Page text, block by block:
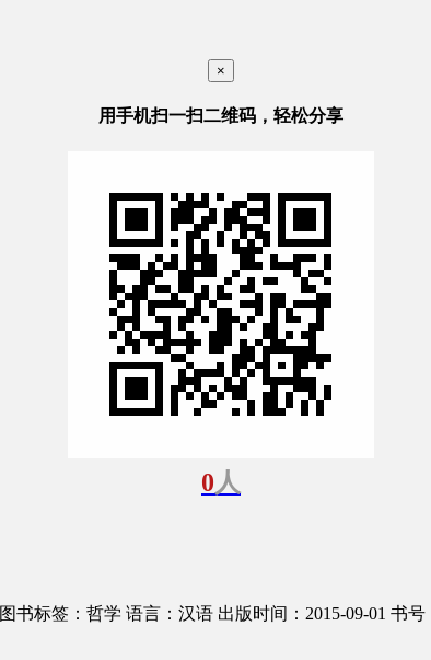
×
用手机扫一扫二维码，轻松分享
0人
图书标签：哲学 语言：汉语 出版时间：2015-09-01 书号